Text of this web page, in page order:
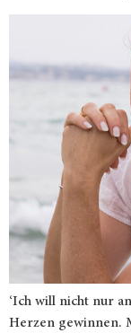
‘Ich will nicht nur
Herzen gewinnen.